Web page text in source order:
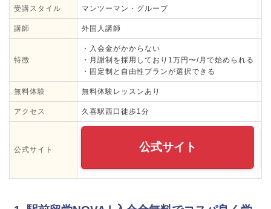
受講スタイル マンツーマン・グループ
講師 外国人講師
特徴
・入会金がかからない
・月謝制を採用しており1万円〜/月で始められる
・固定制と自由性プランが選択できる
無料体験 無料体験レッスンあり
アクセス 久喜駅西口徒歩1分
公式サイト 公式サイト